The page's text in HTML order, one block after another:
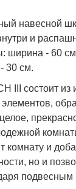
навесной
и
ширина - 60
30 см.
III состоит из
комнату и
но и